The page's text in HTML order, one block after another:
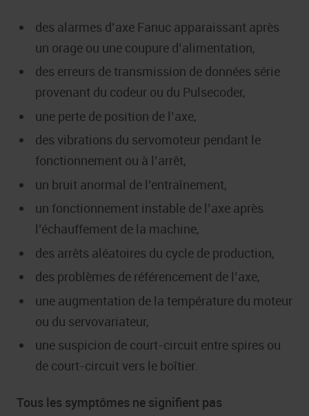
des alarmes d’axe Fanuc apparaissant après
un orage ou une coupure d’alimentation,
des erreurs de transmission de données série
provenant du codeur ou du Pulsecoder,
une perte de position de l’axe,
des vibrations du servomoteur pendant le
fonctionnement ou à l’arrêt,
un bruit anormal de l’entraînement,
un fonctionnement instable de l’axe après
l’échauffement de la machine,
des arrêts aléatoires du cycle de production,
des problèmes de référencement de l’axe,
une augmentation de la température du moteur
ou du servovariateur,
une suspicion de court-circuit entre spires ou
de court-circuit vers le boîtier.
Tous les symptômes ne signifient pas